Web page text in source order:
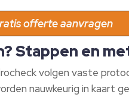
offerte aanvragen
Stappen en
volgen vaste
nauwkeurig in kaart